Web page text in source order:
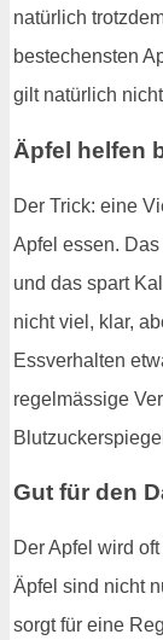
natürlich
bestechensten
gilt natürlich
Äpfel helfen
Der Trick: eine
Apfel essen.
und das spart
nicht viel, klar,
Essverhalten
regelmässige
Gut für den
Der Apfel wird
Äpfel sind nicht
sorgt für eine